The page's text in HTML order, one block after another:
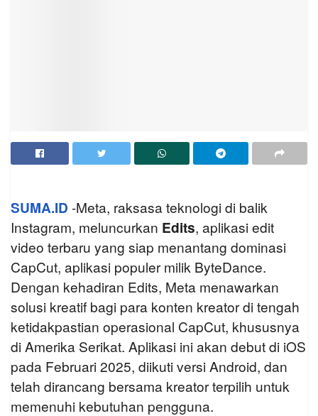
SUMA.ID -Meta, raksasa teknologi di balik
Instagram, meluncurkan Edits, aplikasi edit
video terbaru yang siap menantang dominasi
CapCut, aplikasi populer milik ByteDance.
Dengan kehadiran Edits, Meta menawarkan
solusi kreatif bagi para konten kreator di tengah
ketidakpastian operasional CapCut, khususnya
di Amerika Serikat. Aplikasi ini akan debut di iOS
pada Februari 2025, diikuti versi Android, dan
telah dirancang bersama kreator terpilih untuk
memenuhi kebutuhan pengguna.